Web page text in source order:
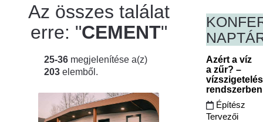
Az összes találat
erre: "CEMENT"
25-36 megjelenítése a(z)
203 elemből.
Azért a víz
a zűr? –
Építész
Tervezői